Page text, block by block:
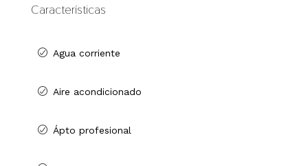
Características
Agua corriente
Aire acondicionado
Ápto profesional